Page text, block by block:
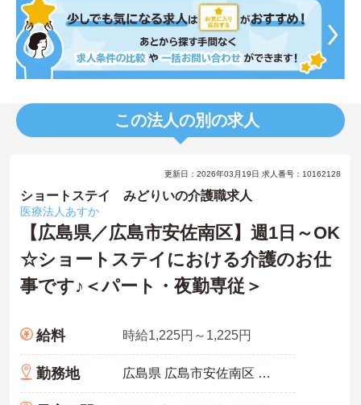
この法人の別の求人
更新日：2026年03月19日 求人番号：10162128
ショートステイ みどりいの介護職求人
医療法人あすか
【広島県／広島市安佐南区】週1日～OK
☆ショートステイにおける介護のお仕
事です♪＜パート・夜勤専従＞
給料 時給1,225円～1,225円
勤務地 広島県 広島市安佐南区 緑井2-12-25